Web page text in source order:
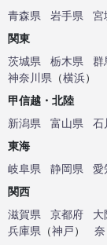
青森県
岩手県 宮
関東
茨城県
栃木県 群
神奈川県 （横浜）
甲信越・北陸
新潟県
富山県 石
東海
岐阜県
静岡県 愛
関西
滋賀県
京都府 大
兵庫県 （神戸）